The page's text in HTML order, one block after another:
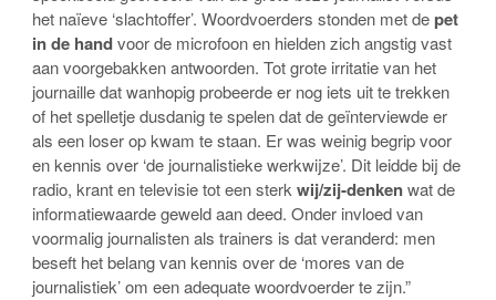
het naïeve ‘slachtoffer’. Woordvoerders stonden met depet
in de handvoor de microfoon en hielden zich angstig vast
aan voorgebakken antwoorden. Tot grote irritatie van het
journaille dat wanhopig probeerde er nog iets uit te trekken
of het spelletje dusdanig te spelen dat de geïnterviewde er
als een loser op kwam te staan. Er was weinig begrip voor
en kennis over ‘de journalistieke werkwijze’. Dit leidde bij de
radio, krant en televisie tot een sterkwij/zij-denkenwat de
informatiewaarde geweld aan deed. Onder invloed van
voormalig journalisten als trainers is dat veranderd: men
beseft het belang van kennis over de ‘mores van de
journalistiek’ om een adequate woordvoerder te zijn.”